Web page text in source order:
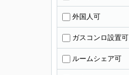
外国人可
ガスコンロ設置可
ルームシェア可